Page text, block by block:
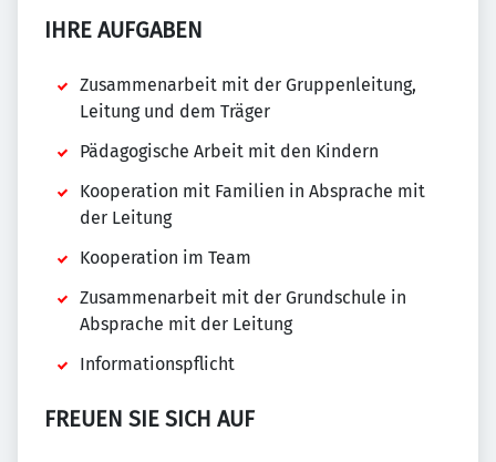
IHRE AUFGABEN
Zusammenarbeit mit der Gruppenleitung,
Leitung und dem Träger
Pädagogische Arbeit mit den Kindern
Kooperation mit Familien in Absprache mit
der Leitung
Kooperation im Team
Zusammenarbeit mit der Grundschule in
Absprache mit der Leitung
Informationspflicht
FREUEN SIE SICH AUF